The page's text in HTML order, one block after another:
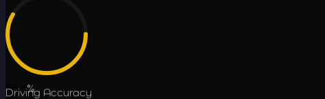
58.4%
Driving Accuracy